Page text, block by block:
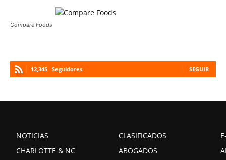
Compare Foods
12,345 Seguidores SEGUIR
NOTICIAS
CHARLOTTE & NC
CLASIFICADOS
ABOGADOS